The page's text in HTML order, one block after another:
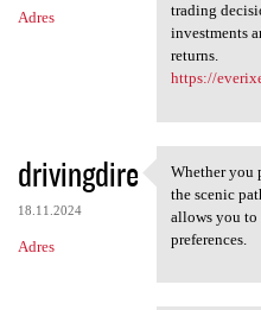
Adres
trading
investments
returns.
https://
drivingdire
18.11.2024
Adres
Whether
Whether you
the scenic
allows you
preferences.